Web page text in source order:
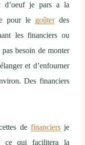
d’oeuf je pars a la
pour le goûterdes
les financiers ou
pas besoin de monter
et d’enfourner
Des financiers
de financiersje
ce qui facilitera la